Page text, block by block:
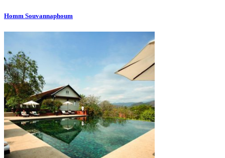
Homm Souvannaphoum